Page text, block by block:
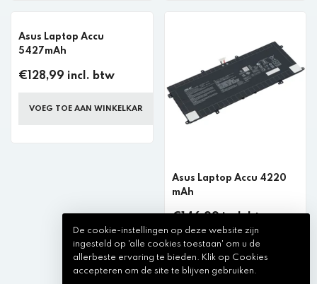
Asus Laptop Accu
5427mAh
€128,99 incl. btw
VOEG TOE AAN WINKELKAR
Asus Laptop Accu 4220
mAh
De cookie-instellingen op deze website zijn
ingesteld op 'alle cookies toestaan' om u de
allerbeste ervaring te bieden. Klik op Cookies
accepteren om de site te blijven gebruiken.